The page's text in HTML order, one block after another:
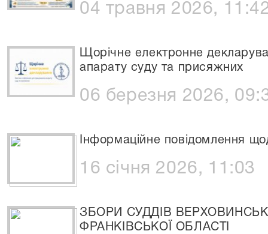
04 травня 2026,
Щорічне електронне
апарату суду та присяжних
06 березня 2026,
Інформаційне повідомлення
16 січня 2026, 11:03
ЗБОРИ СУДДІВ
ФРАНКІВСЬКОЇ ОБЛАСТІ